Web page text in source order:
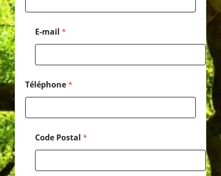
m
E-mail *
Téléphone*
Code Postal *